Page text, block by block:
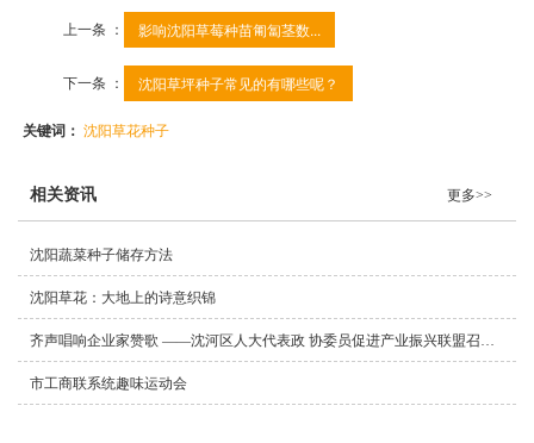
上一条 ： 影响沈阳草莓种苗匍匐茎数...
下一条 ： 沈阳草坪种子常见的有哪些呢？
关键词：沈阳草花种子
相关资讯 更多>>
沈阳蔬菜种子储存方法
沈阳草花：大地上的诗意织锦
市工商联系统趣味运动会